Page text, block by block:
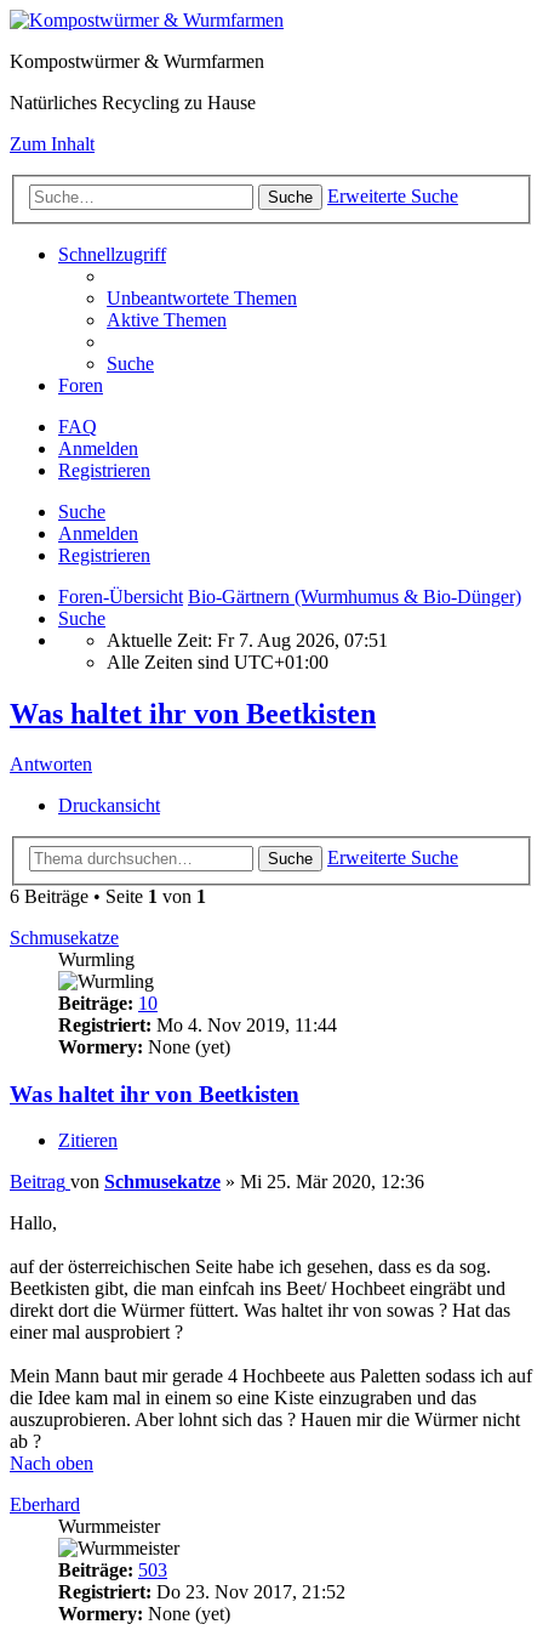
Kompostwürmer & Wurmfarmen
Natürliches Recycling zu Hause
Zum Inhalt
Suche Erweiterte Suche
Schnellzugriff
Unbeantwortete Themen
Aktive Themen
Suche
Foren
FAQ
Anmelden
Registrieren
Suche
Anmelden
Registrieren
Foren-Übersicht Bio-Gärtnern (Wurmhumus & Bio-Dünger)
Suche
Aktuelle Zeit: Fr 7. Aug 2026, 07:51
Alle Zeiten sind UTC+01:00
Was haltet ihr von Beetkisten
Antworten
Druckansicht
Suche
Erweiterte Suche
6 Beiträge • Seite 1 von 1
Schmusekatze
Wurmling
Beiträge: 10
Registriert: Mo 4. Nov 2019, 11:44
Wormery: None (yet)
Was haltet ihr von Beetkisten
Zitieren
Beitrag von Schmusekatze » Mi 25. Mär 2020, 12:36
Hallo,
auf der österreichischen Seite habe ich gesehen, dass es da sog.
Beetkisten gibt, die man einfcah ins Beet/ Hochbeet eingräbt und
direkt dort die Würmer füttert. Was haltet ihr von sowas ? Hat das
einer mal ausprobiert ?
Mein Mann baut mir gerade 4 Hochbeete aus Paletten sodass ich auf
die Idee kam mal in einem so eine Kiste einzugraben und das
auszuprobieren. Aber lohnt sich das ? Hauen mir die Würmer nicht
ab ?
Nach oben
Eberhard
Wurmmeister
Beiträge: 503
Registriert: Do 23. Nov 2017, 21:52
Wormery: None (yet)